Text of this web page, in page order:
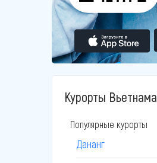
Курорты Вьетнама
Популярные курорты
Дананг